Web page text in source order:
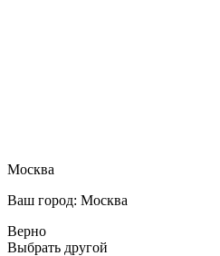
Москва
Ваш город: Москва
Верно
Выбрать другой